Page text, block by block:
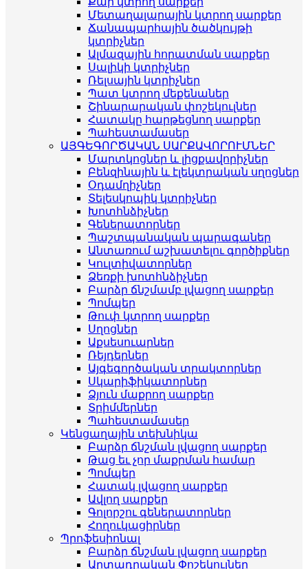
Մետաղալարային կտրող սարքեր
Ճանապարհային ծածկույթի
կտրիչներ
Ալմազային հորատման սարքեր
Սալիկի կտրիչներ
Ռելսային կտրիչներ
Պատ կտրող մեքենաներ
Շինարարական փոշեկուլներ
Հատակը հարթեցնող սարքեր
Պահեստամասեր
ԱՅԳԵԳՈՐԾԱԿԱՆ ՍԱՐՔԱՎՈՐՈՒՄՆԵՐ
Մարտկոցներ և լիցքավորիչներ
Բենզինային և էլեկտրական սղոցներ
Օդամղիչներ
Տելեսկոպիկ կտրիչներ
Խոտհնձիչներ
Գեներատորներ
Պաշտպանական պարագաներ
Անտառում աշխատելու գործիքներ
Կուլտիվատորներ
Ձեռքի խոտհնձիչներ
Բարձր ճնշմամբ լվացող սարքեր
Պոմպեր
Թուփ կտրող սարքեր
Սղոցներ
Աքսեսուարներ
Ռեյդերներ
Այգեգործական տրակտորներ
Սկարիֆիկատորներ
Ձյուն մաքրող սարքեր
Տրիմմերներ
Պահեստամասեր
Կենցաղային տեխնիկա
Բարձր ճնշման լվացող սարքեր
Թաց եւ չոր մաքրման համար
Պոմպեր
Հատակ լվացող սարքեր
Ավլող սարքեր
Գոլորշու գեներատորներ
Հողուկացիրներ
Պրոֆեսիոնալ
Բարձր ճնշման լվացող սարքեր
Արտադրական Փոշեկուլներ